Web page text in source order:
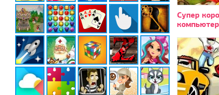
Супер
компьютер